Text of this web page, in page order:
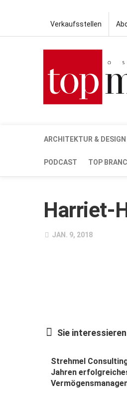
Verkaufsstellen
ARCHITEKTUR & DESIGN
PODCAST TOP
Harriet-
JAN. 9, 2018
Sie
Strehmel
Jahren